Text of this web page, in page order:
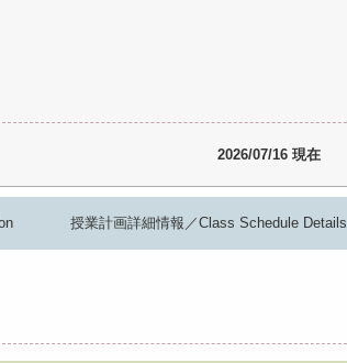
2026/07/16 現在
授業計画詳細情報／Class Schedule Details